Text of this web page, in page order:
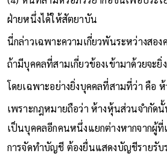
ฝ่ายหนึ่งได้ให้สัตยาบัน
นี่กล่าวเฉพาะความเกี่ยวพันระหว่างสอง
ถ้ามีบุคคลที่สามเกี่ยวข้องเข้ามาด้วยจะยิ่
โดยเฉพาะอย่างยิ่งบุคคลที่สามที่ว่า คือ
เพราะกฎหมายถือว่า ห้างหุ้นส่วนจำกัด
เป็นบุคคลอีกคนหนึ่งแยกต่างหากจากผู้
การจัดทำบัญชี ต้องยื่นแสดงบัญชีรายรับ